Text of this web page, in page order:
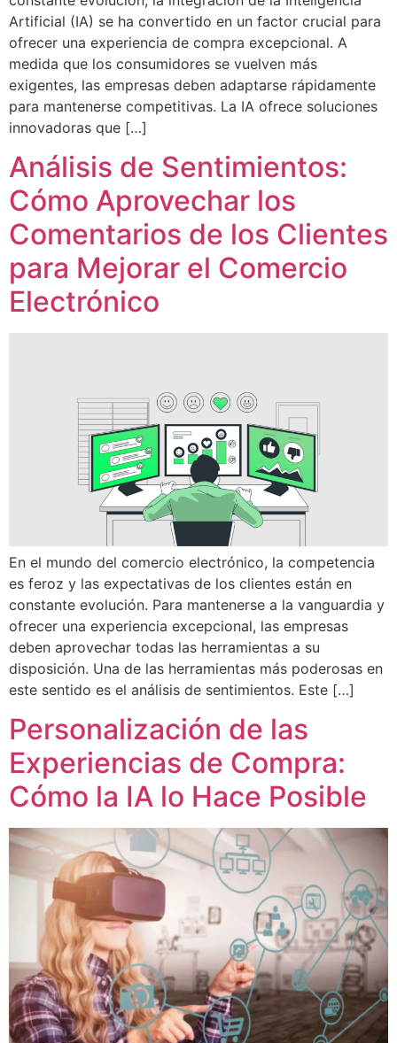
Artificial (IA) se ha convertido en un factor crucial para
ofrecer una experiencia de compra excepcional. A
medida que los consumidores se vuelven más
exigentes, las empresas deben adaptarse rápidamente
para mantenerse competitivas. La IA ofrece soluciones
innovadoras que […]
Análisis de Sentimientos:
Cómo Aprovechar los
Comentarios de los Clientes
para Mejorar el Comercio
Electrónico
En el mundo del comercio electrónico, la competencia
es feroz y las expectativas de los clientes están en
constante evolución. Para mantenerse a la vanguardia y
ofrecer una experiencia excepcional, las empresas
deben aprovechar todas las herramientas a su
disposición. Una de las herramientas más poderosas en
este sentido es el análisis de sentimientos. Este […]
Personalización de las
Experiencias de Compra:
Cómo la IA lo Hace Posible